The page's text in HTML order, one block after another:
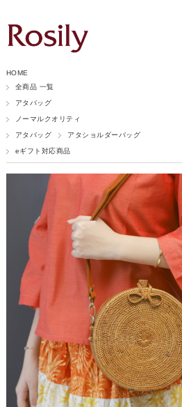
HOME
全商品 一覧
アタバッグ
ノーマルクオリティ
アタバッグ アタショルダーバッグ
eギフト対応商品